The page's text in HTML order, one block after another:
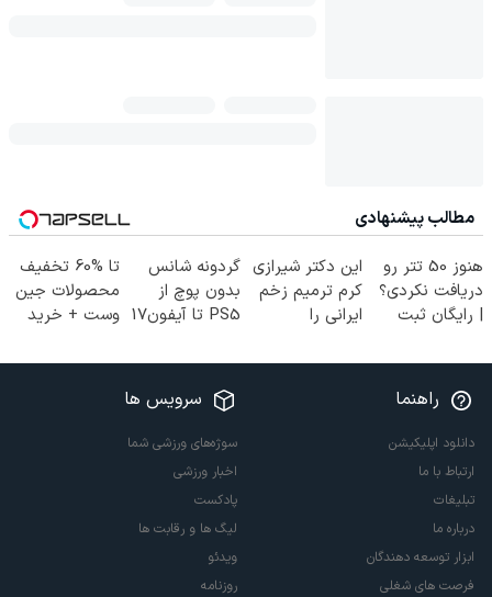
مطالب پیشنهادی
هنوز 50 تتر رو
دریافت نکردی؟
| رایگان ثبت
شروع کن!
این دکتر شیرازی
کرم ترمیم زخم
ایرانی را
گردونه شانس
بدون پوچ از
PS5 تا آیفون17
تا %60 تخفیف
محصولات جین
وست + خرید
راهنما
دانلود اپلیکیشن
ارتباط با ما
تبلیغات
درباره ما
ابزار توسعه دهندگان
فرصت های شغلی
سرویس ها
سوژه‌های ورزشی شما
اخبار ورزشی
پادکست
لیگ ها و رقابت ها
ویدئو
روزنامه